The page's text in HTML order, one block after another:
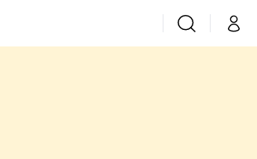
VyhledáváníMůj